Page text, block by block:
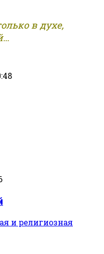
в духе,
и религиозная